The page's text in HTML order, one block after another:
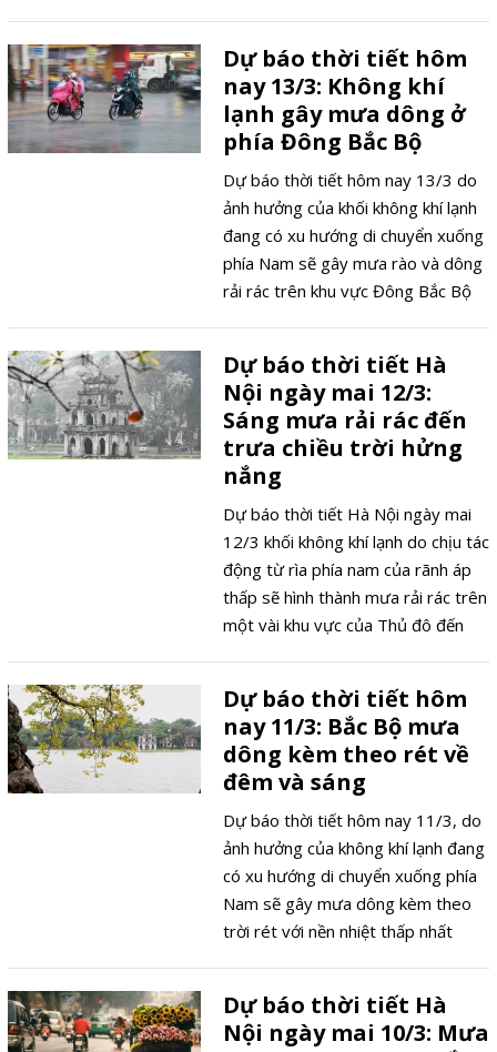
Dự báo thời tiết hôm
nay 13/3: Không khí
lạnh gây mưa dông ở
phía Đông Bắc Bộ
Dự báo thời tiết hôm nay 13/3 do
ảnh hưởng của khối không khí lạnh
đang có xu hướng di chuyển xuống
phía Nam sẽ gây mưa rào và dông
rải rác trên khu vực Đông Bắc Bộ
Dự báo thời tiết Hà
Nội ngày mai 12/3:
Sáng mưa rải rác đến
trưa chiều trời hửng
nắng
Dự báo thời tiết Hà Nội ngày mai
12/3 khối không khí lạnh do chịu tác
động từ rìa phía nam của rãnh áp
thấp sẽ hình thành mưa rải rác trên
một vài khu vực của Thủ đô đến
Dự báo thời tiết hôm
nay 11/3: Bắc Bộ mưa
dông kèm theo rét về
đêm và sáng
Dự báo thời tiết hôm nay 11/3, do
ảnh hưởng của không khí lạnh đang
có xu hướng di chuyển xuống phía
Nam sẽ gây mưa dông kèm theo
trời rét với nền nhiệt thấp nhất
Dự báo thời tiết Hà
Nội ngày mai 10/3: Mưa